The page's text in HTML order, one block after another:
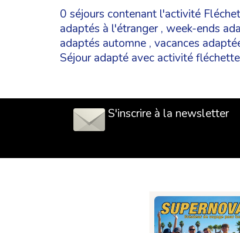
0 séjours contenant l'activité
adaptés à l'étranger, week-ends
adaptés automne , vacances
Séjour adapté avec activité
S'inscrire à la newsletter